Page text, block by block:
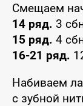
Смещаем
14 ряд. 3
15 ряд. 4
16-21 ряд.
Набиваем
с зубной